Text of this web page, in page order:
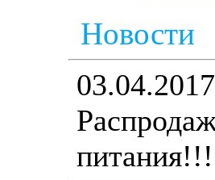
Новости
03.04.2017
питания!!!